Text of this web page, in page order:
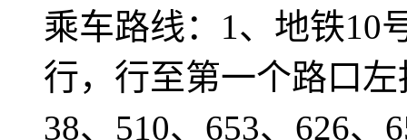
乘车路线：1、地铁10
行，行至第一个路
38、510、653、626、